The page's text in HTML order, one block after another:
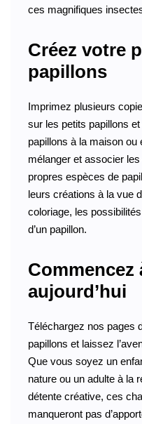
ces magnifiques
Créez votre
papillons
Imprimez plusieurs
sur les petits papillons
papillons à la maison
mélanger et associer
propres espèces de
leurs créations à la vue
coloriage, les
d’un papillon.
Commencez
aujourd’hui
Téléchargez nos pages
papillons et laissez
Que vous soyez un
nature ou un adulte à la
détente créative, ces
manqueront pas